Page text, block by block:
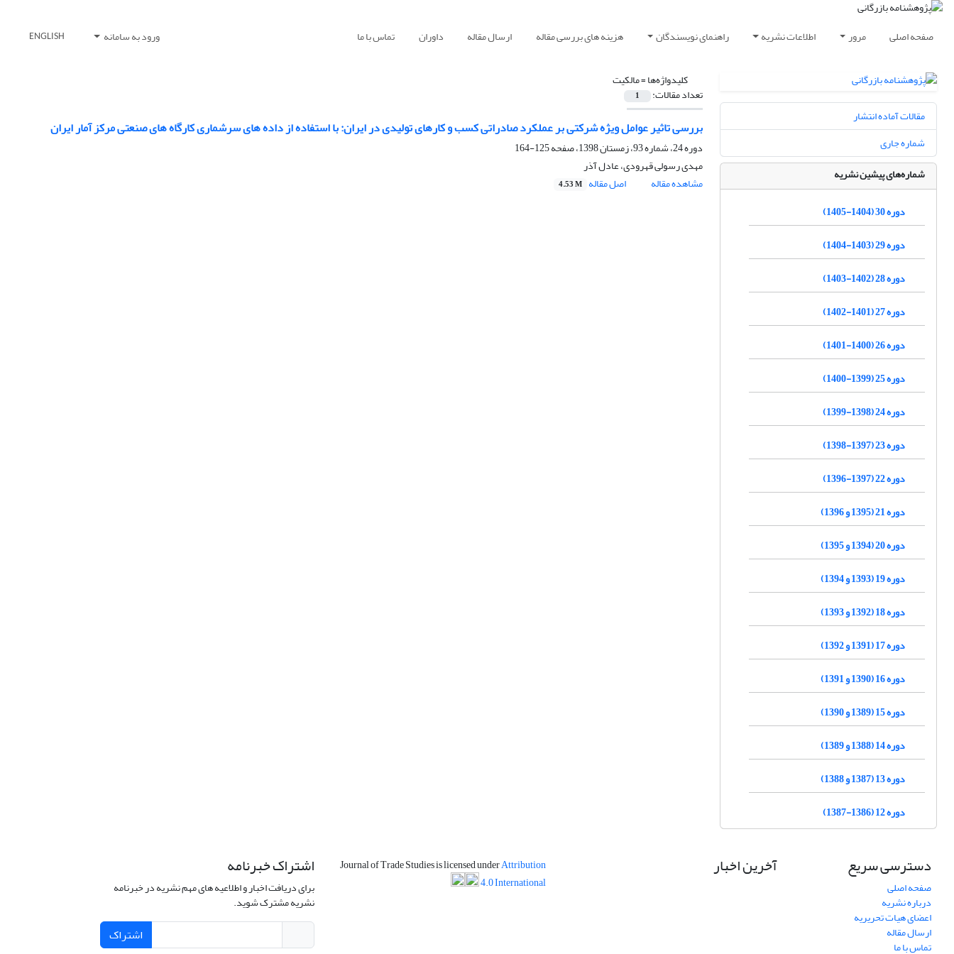
صفحه اصلی مرور اطلاعات نشریه راهنمای نویسندگان هزینه های بررسی مقاله ارسال مقاله داوران تماس با ما ورود به سامانه ENGLISH
کلیدواژه‌ها =مالکیت
تعداد مقالات: 1
بررسی تاثیر عوامل ویژه شرکتی بر عملکرد صادراتی کسب و کارهای تولیدی در ایران: با استفاده از داده های سرشماری کارگاه های صنعتی مرکز آمار ایران
دوره 24، شماره 93، زمستان 1398، صفحه
125-164
مهدی رسولی قهرودی، عادل آذر
مشاهده مقاله
اصل مقاله 4.53 M
مقالات آماده انتشار
شماره جاری
شماره‌های پیشین نشریه
دوره 30 (1404-1405)
دوره 29 (1403-1404)
دوره 28 (1402-1403)
دوره 27 (1401-1402)
دوره 26 (1400-1401)
دوره 25 (1399-1400)
دوره 24 (1398-1399)
دوره 23 (1397-1398)
دوره 22 (1397-1396)
دوره 21 (1395 و 1396)
دوره 20 (1394 و 1395)
دوره 19 (1393 و 1394)
دوره 18 (1392 و 1393)
دوره 17 (1391 و 1392)
دوره 16 (1390 و 1391)
دوره 15 (1389 و 1390)
دوره 14 (1388 و 1389)
دوره 13 (1387 و 1388)
دوره 12 (1386-1387)
دسترسی سریع
صفحه اصلی
درباره نشریه
اعضای هیات تحریریه
ارسال مقاله
تماس با ما
آخرین اخبار Journal of Trade Studies is licensed underAttribution
4.0 International
اشتراک خبرنامه
برای دریافت اخبار و اطلاعیه های مهم نشریه در خبرنامه
نشریه مشترک شوید.
اشتراک